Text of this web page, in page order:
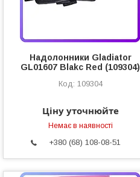
Надолонники Gladiator
GL01607 Blakc Red (109304)
109304
Ціну уточнюйте
Немає в наявності
+380 (68) 108-08-51